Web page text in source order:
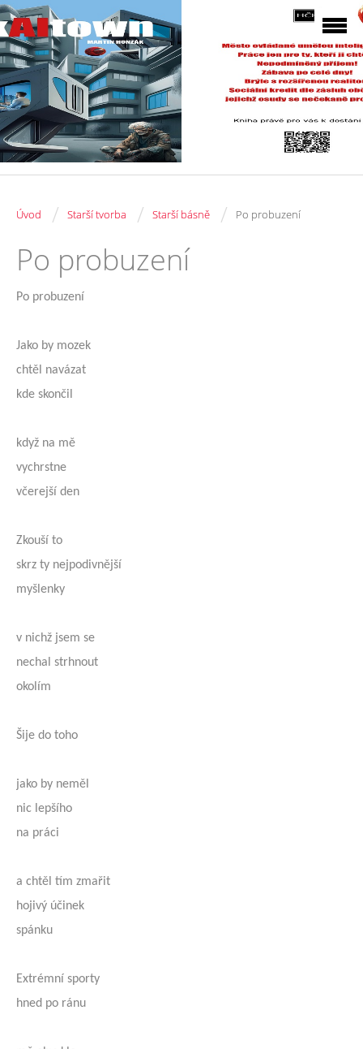
Úvod / Starší tvorba / Starší básně / Po probuzení
Po probuzení
Po probuzení
Jako by mozek
chtěl navázat
kde skončil
když na mě
vychrstne
včerejší den
Zkouší to
skrz ty nejpodivnější
myšlenky
v nichž jsem se
nechal strhnout
okolím
Šije do toho
jako by neměl
nic lepšího
na práci
a chtěl tím zmařit
hojivý účinek
spánku
Extrémní sporty
hned po ránu